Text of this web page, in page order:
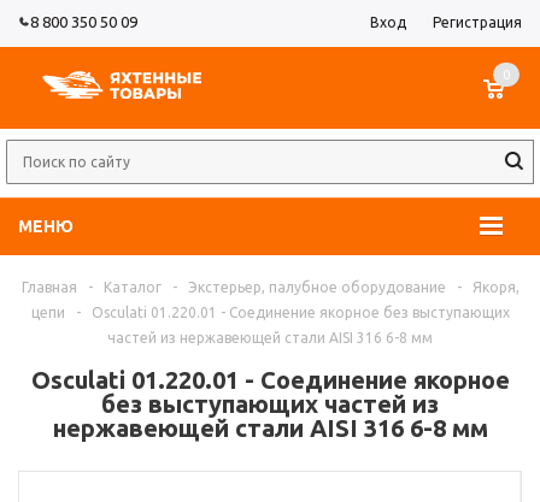
8 800 350 50 09 Вход Регистрация
МЕНЮ
0
Главная - Каталог - Экстерьер, палубное оборудование -
Якоря,
цепи
-
Osculati 01.220.01 - Соединение якорное без выступающих
частей из нержавеющей стали AISI 316 6-8 мм
Osculati 01.220.01 - Соединение якорное
без выступающих частей из
нержавеющей стали AISI 316 6-8 мм